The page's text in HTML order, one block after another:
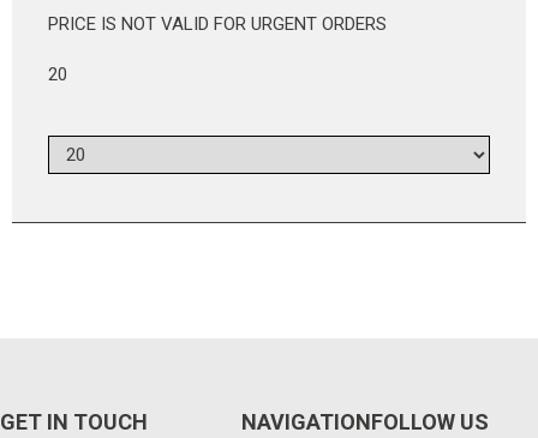
PRICE IS NOT VALID FOR URGENT ORDERS
20
GET IN TOUCH NAVIGATIONFOLLOW US